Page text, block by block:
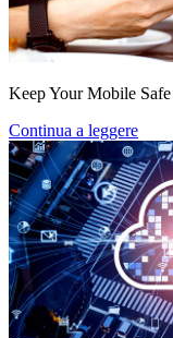
Keep Your Mobile
Continua a leggere